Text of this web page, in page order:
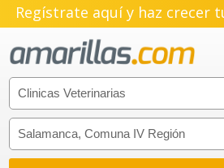
Regístrate aquí y haz crecer